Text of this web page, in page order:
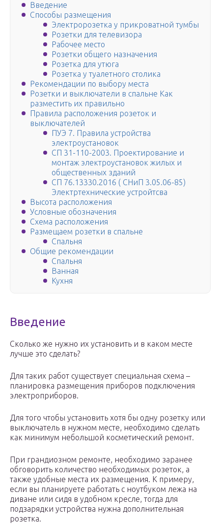
Введение
Способы размещения
Электророзетка у прикроватной тумбы
Розетки для телевизора
Рабочее место
Розетки общего назначения
Розетка для утюга
Розетка у туалетного столика
Рекомендации по выбору места
Розетки и выключатели в спальне Как
разместить их правильно
Правила расположения розеток и
выключателей
ПУЭ 7. Правила устройства
электроустановок
СП 31-110-2003. Проектирование и
монтаж электроустановок жилых и
общественных зданий
СП 76.13330.2016 ( СНиП 3.05.06-85)
Электртехнические устройтсва
Высота расположения
Условные обозначения
Схема расположения
Размещаем розетки в спальне
Спальня
Общие рекомендации
Спальня
Ванная
Кухня
Введение
Сколько же нужно их установить и в каком месте
лучше это сделать?
Для таких работ существует специальная схема –
планировка размещения приборов подключения
электроприборов.
Для того чтобы установить хотя бы одну розетку или
выключатель в нужном месте, необходимо сделать
как минимум небольшой косметический ремонт.
При грандиозном ремонте, необходимо заранее
обговорить количество необходимых розеток, а
также удобные места их размещения. К примеру,
если вы планируете работать с ноутбуком лежа на
диване или сидя в удобном кресле, тогда для
подзарядки устройства нужна дополнительная
розетка.